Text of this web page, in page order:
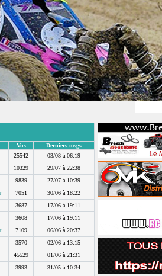
Vus
Derniers msgs
25542 03/08 à 06:19
10329 29/07 à 22:38
9839 27/07 à 10:39
7051 30/06 à 18:22
3687 17/06 à 19:11
3608 17/06 à 19:11
7109 06/06 à 20:37
3570 02/06 à 13:15
45529 01/06 à 21:31
3993 31/05 à 10:34